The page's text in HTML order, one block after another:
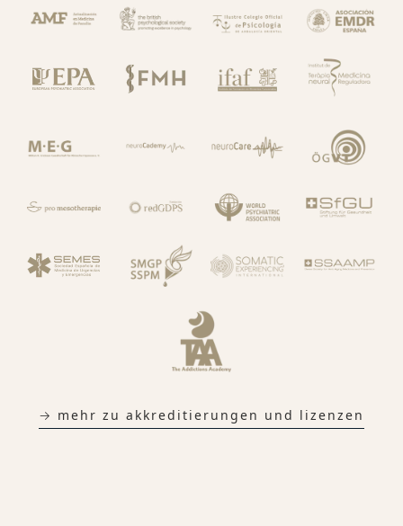
→ mehr zu akkreditierungen und lizenzen